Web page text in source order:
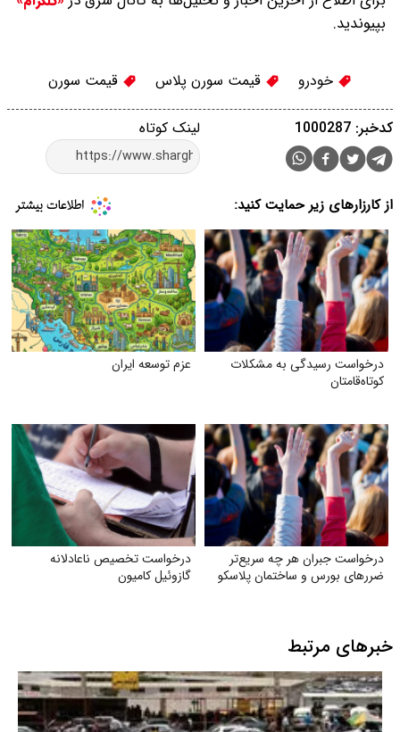
بپیوندید.
خودرو قیمت سورن پلاس قیمت سورن
لینک کوتاه کدخبر: 1000287
از کارزارهای زیر حمایت کنید:
درخواست رسیدگی به مشکلات
کوتاه‌قامتان
عزم توسعه ایران
درخواست جبران هر چه سریع‌تر
ضررهای بورس و ساختمان پلاسکو
درخواست تخصیص ناعادلانه
گازوئیل کامیون
خبرهای مرتبط